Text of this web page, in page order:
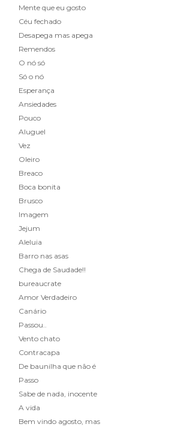
Mente que eu gosto
Céu fechado
Desapega mas apega
Remendos
O nó só
Só o nó
Esperança
Ansiedades
Pouco
Aluguel
Vez
Oleiro
Breaco
Boca bonita
Brusco
Imagem
Jejum
Aleluia
Barro nas asas
Chega de Saudade!!
bureaucrate
Amor Verdadeiro
Canário
Passou..
Vento chato
Contracapa
De baunilha que não é
Passo
Sabe de nada, inocente
A vida
Bem vindo agosto, mas